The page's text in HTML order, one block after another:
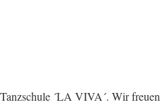
´LA VIVA´. Wir freuen